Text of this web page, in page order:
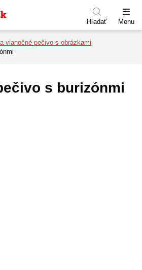
Hľadať Menu
vianočné pečivo s obrázkami
s burizónmi